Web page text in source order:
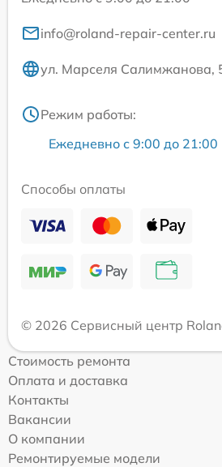
info@roland-repair-center.ru
ул. Марселя Салимжанова,
Режим работы:
Ежедневно с 9:00 до 21:00
Способы оплаты
© 2026 Сервисный центр
Стоимость ремонта
Оплата и доставка
Контакты
Вакансии
О компании
Ремонтируемые модели